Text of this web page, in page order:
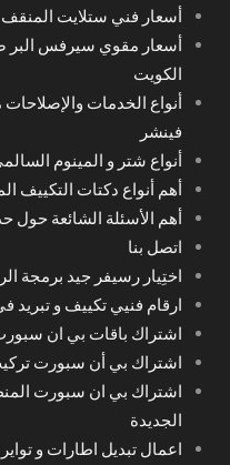
أسعار فني ستلايت
أسعار مقوي سيرفس البر
الكويت
أنواع الخدمات
فينشر
أنواع شتر و المينوم
أهم أنواع دكتات التكييف
أهم الأسئلة الشائعة حول
اتصل بنا
اختِيار رسيفر جيد برمجة الرسيفر 24 ساعة
ارقام فنيي تكييف و تبريد
اشتراك باقات بي ان
اشتراك بي أن سبورت
الجديدة
اعمال تبديل اطارات و